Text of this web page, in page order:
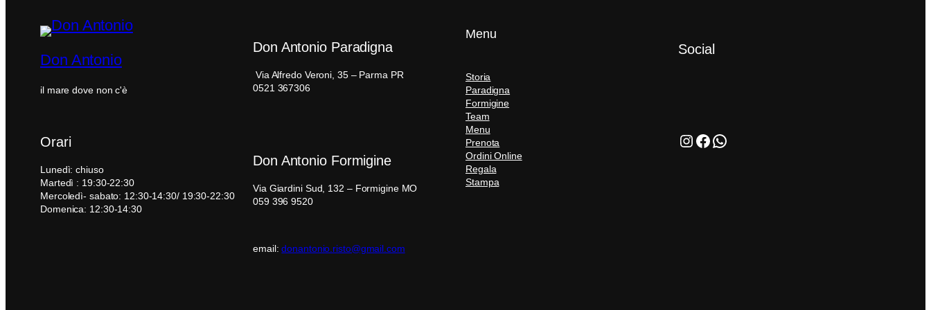
Don Antonio
il mare dove non c'è
Orari
Lunedì: chiuso
Martedì : 19:30-22:30
Mercoledì- sabato: 12:30-14:30/ 19:30-22:30
Domenica: 12:30-14:30
Don Antonio Paradigna
Via Alfredo Veroni, 35 – Parma PR
0521 367306
Don Antonio Formigine
Via Giardini Sud, 132 – Formigine MO
059 396 9520
email:donantonio.risto@gmail.com
Menu
Storia
Paradigna
Formigine
Team
Menu
Prenota
Ordini Online
Regala
Stampa
Social
Instagram
Facebook
WhatsApp